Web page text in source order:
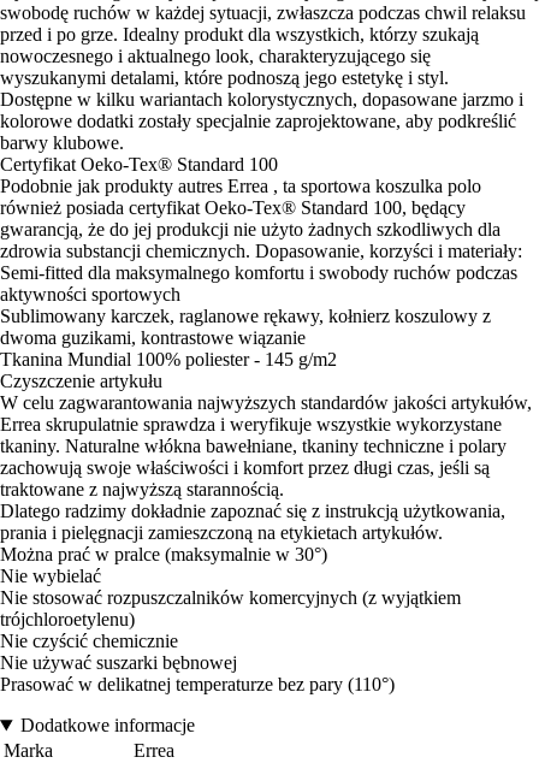
swobodę ruchów w każdej sytuacji, zwłaszcza podczas chwil relaksu
przed i po grze. Idealny produkt dla wszystkich, którzy szukają
nowoczesnego i aktualnego look, charakteryzującego się
wyszukanymi detalami, które podnoszą jego estetykę i styl.
Dostępne w kilku wariantach kolorystycznych, dopasowane jarzmo i
kolorowe dodatki zostały specjalnie zaprojektowane, aby podkreślić
barwy klubowe.
Certyfikat Oeko-Tex® Standard 100
Podobnie jak produkty autres Errea , ta sportowa koszulka polo
również posiada certyfikat Oeko-Tex® Standard 100, będący
gwarancją, że do jej produkcji nie użyto żadnych szkodliwych dla
zdrowia substancji chemicznych. Dopasowanie, korzyści i materiały:
Semi-fitted dla maksymalnego komfortu i swobody ruchów podczas
aktywności sportowych
Sublimowany karczek, raglanowe rękawy, kołnierz koszulowy z
dwoma guzikami, kontrastowe wiązanie
Tkanina Mundial 100% poliester - 145 g/m2
Czyszczenie artykułu
W celu zagwarantowania najwyższych standardów jakości artykułów,
Errea skrupulatnie sprawdza i weryfikuje wszystkie wykorzystane
tkaniny. Naturalne włókna bawełniane, tkaniny techniczne i polary
zachowują swoje właściwości i komfort przez długi czas, jeśli są
traktowane z najwyższą starannością.
Dlatego radzimy dokładnie zapoznać się z instrukcją użytkowania,
prania i pielęgnacji zamieszczoną na etykietach artykułów.
Można prać w pralce (maksymalnie w 30°)
Nie wybielać
Nie stosować rozpuszczalników komercyjnych (z wyjątkiem
trójchloroetylenu)
Nie czyścić chemicznie
Nie używać suszarki bębnowej
Prasować w delikatnej temperaturze bez pary (110°)
Dodatkowe informacje
Marka
Errea